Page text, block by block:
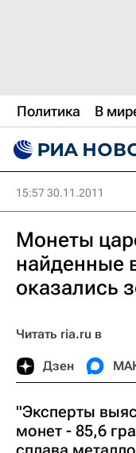
Политика В
15:57 30.11.2011
Монеты
найденные
оказались
Читать ria.ru в
Дзен
"Эксперты
монет - 85,6